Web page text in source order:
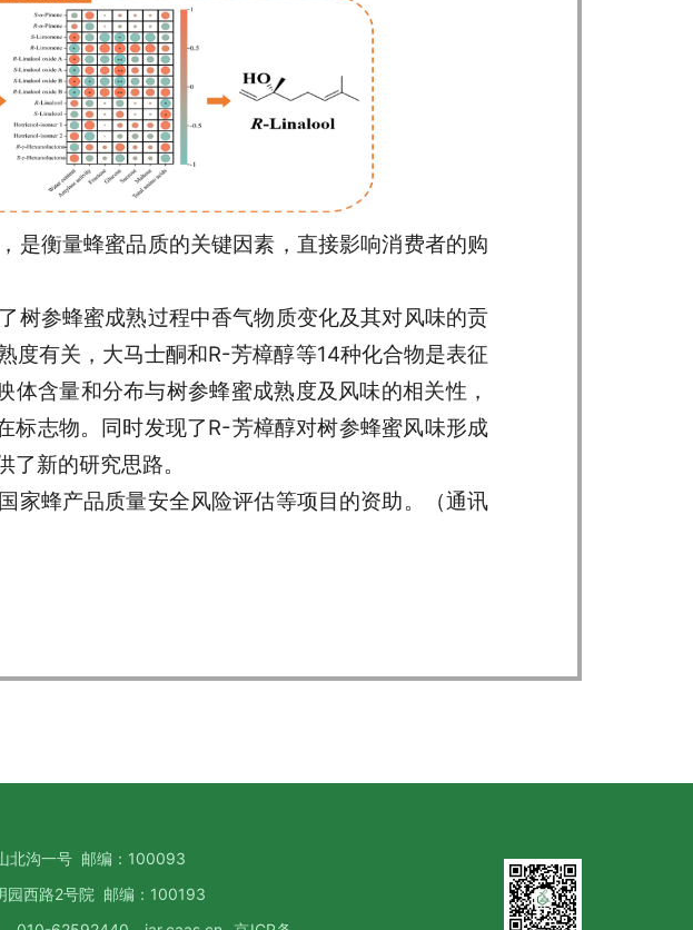
是衡量蜂蜜品质的关键因素，直接影响消费者的购
参蜂蜜成熟过程中香气物质变化及其对风味的贡
度有关，大马士酮和R-芳樟醇等14种化合物是表征
含量和分布与树参蜂蜜成熟度及风味的相关性，
标志物。同时发现了R-芳樟醇对树参蜂蜜风味形成
新的研究思路。
家蜂产品质量安全风险评估等项目的资助。（通讯
北沟一号 邮编：100093
西路2号院 邮编：100193